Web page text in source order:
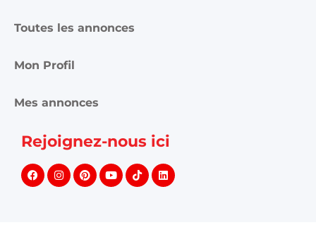
Toutes les annonces
Mon Profil
Mes annonces
Rejoignez-nous ici